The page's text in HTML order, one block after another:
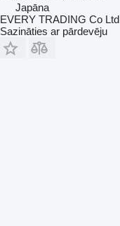
Japāna
EVERY TRADING Co Ltd
Sazināties ar pārdevēju